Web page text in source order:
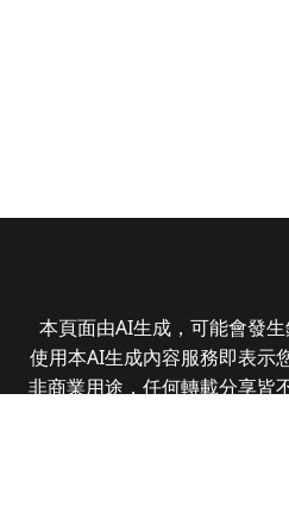
本頁面由AI生成，可能會發生
使用本AI生成內容服務即表示
非商業用途，任何轉載分享皆